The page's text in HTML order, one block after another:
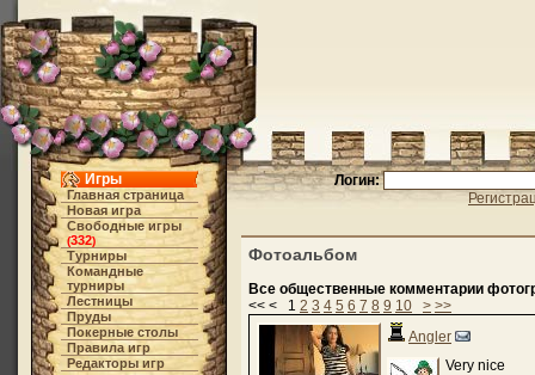
Игры
Главная страница
Новая игра
Свободные игры
(332)
Турниры
Командные
турниры
Лестницы
Пруды
Покерные столы
Правила игр
Редакторы игр
Логин:
Фотоальбом
Все общественные комментарии
<< < 1 2 3 4 5 6 7 8 9 10 > >>
Angler
Very nice